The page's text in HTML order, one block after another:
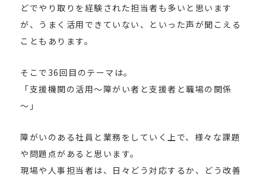
どでやり取りを経験された担当者も多いと思います
が、うまく活用できていない、といった声が聞こえる
こともあります。
そこで36回目のテーマは。
「支援機関の活用～障がい者と支援者と職場の関係
～」
障がいのある社員と業務をしていく上で、様々な課題
や問題点があると思います。
現場や人事担当者は、日々どう対応するか、どう改善